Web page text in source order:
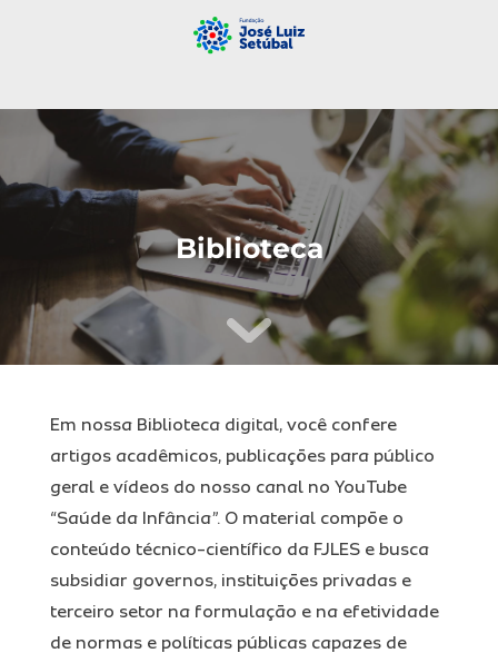
Biblioteca
Em nossa Biblioteca digital, você confere
artigos acadêmicos, publicações para público
geral e vídeos do nosso canal no YouTube
“Saúde da Infância”. O material compõe o
conteúdo técnico-científico da FJLES e busca
subsidiar governos, instituições privadas e
terceiro setor na formulação e na efetividade
de normas e políticas públicas capazes de